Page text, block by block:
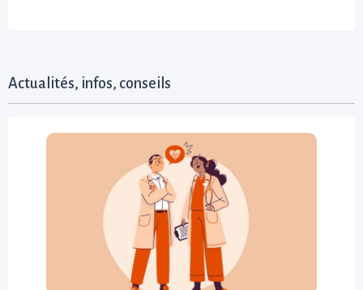
Actualités, infos, conseils